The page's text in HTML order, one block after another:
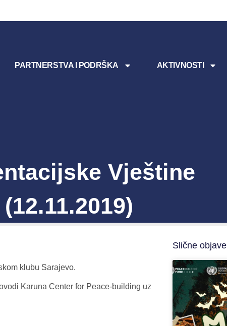
PARTNERSTVA I PODRŠKA AKTIVNOSTI
Vještine
(12.11.2019)
klubu Sarajevo.
Karuna Center for Peace-building uz
Slične objave